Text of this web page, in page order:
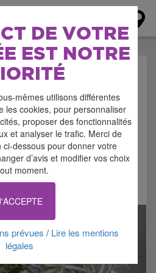
DE VOTRE
EST NOTRE
mêmes utilisons différentes
les cookies, pour personnaliser
proposer des fonctionnalités
et analyser le trafic. Merci de
dessous pour donner votre
d’avis et modifier vos choix
moment.
prévues / Lire les mentions
légales
DÉTENTE -
RANDOS